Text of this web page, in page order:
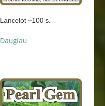
Lancelot ~100 s.
Daugiau